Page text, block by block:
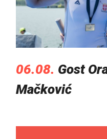
06.08. Gost
Mačković